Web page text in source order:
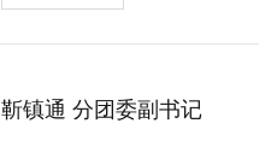
靳镇通 分团委副书记